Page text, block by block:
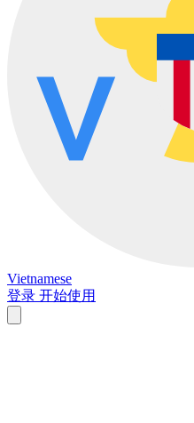
Vietnamese
登录 开始使用